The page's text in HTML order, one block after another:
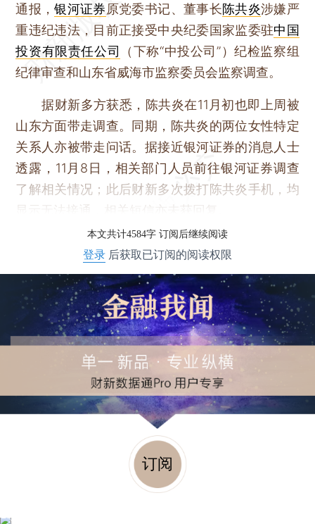
通报，银河证券原党委书记、董事长陈共炎涉嫌严
重违纪违法，目前正接受中央纪委国家监委驻中国
投资有限责任公司
（下称“中投公司”）纪检监察组
纪律审查和山东省威海市监察委员会监察调查。
据财新多方获悉，陈共炎在11月初也即上周被
山东方面带走调查。同期，陈共炎的两位女性特定
关系人亦被带走问话。据接近银河证券的消息人士
透露，11月8日，相关部门人员前往银河证券调查
了解相关情况；此后财新多次拨打陈共炎手机，均
显示无法接通，相关短信亦未获回复。
本文共计4584字 订阅后继续阅读
登录 后获取已订阅的阅读权限
订阅